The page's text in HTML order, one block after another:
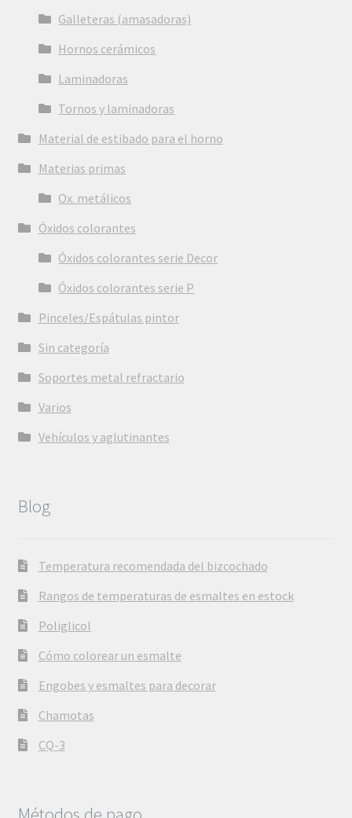
Galleteras (amasadoras)
Hornos cerámicos
Laminadoras
Tornos y laminadoras
Material de estibado para el horno
Materias primas
Ox. metálicos
Óxidos colorantes
Óxidos colorantes serie Decor
Óxidos colorantes serie P
Pinceles/Espátulas pintor
Sin categoría
Soportes metal refractario
Varios
Vehículos y aglutinantes
Blog
Temperatura recomendada del bizcochado
Rangos de temperaturas de esmaltes en estock
Poliglicol
Cómo colorear un esmalte
Engobes y esmaltes para decorar
Chamotas
CQ-3